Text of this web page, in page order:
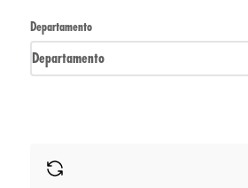
Departamento
Departamento